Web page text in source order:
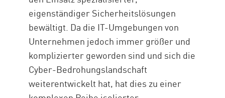
eigenständiger Sicherheitslösungen
bewältigt. Da die IT-Umgebungen von
Unternehmen jedoch immer größer und
komplizierter geworden sind und sich die
Cyber-Bedrohungslandschaft
weiterentwickelt hat, hat dies zu einer